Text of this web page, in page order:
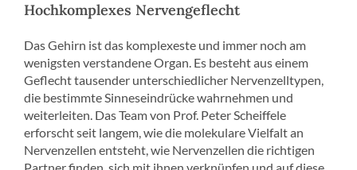
Hochkomplexes Nervengeflecht
Das Gehirn ist das komplexeste und immer noch am
wenigsten verstandene Organ. Es besteht aus einem
Geflecht tausender unterschiedlicher Nervenzelltypen,
die bestimmte Sinneseindrücke wahrnehmen und
weiterleiten. Das Team von Prof. Peter Scheiffele
erforscht seit langem, wie die molekulare Vielfalt an
Nervenzellen entsteht, wie Nervenzellen die richtigen